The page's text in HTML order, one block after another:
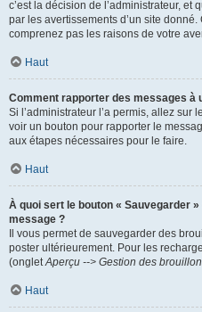
c’est la décision de l’administrateur, et
par les avertissements d’un site
comprenez pas les raisons de votre
Haut
Comment rapporter des messages à
Si l’administrateur l’a permis, allez sur
voir un bouton pour rapporter le
aux étapes nécessaires pour le faire.
Haut
À quoi sert le bouton « Sauvegarder
message ?
Il vous permet de sauvegarder des
poster ultérieurement. Pour les
(ongletAperçu --> Gestion des
Haut